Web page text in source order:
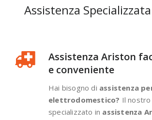
Assistenza
Assistenza Ariston
e conveniente
Hai bisogno di assistenza
elettrodomestico? Il
specializzato in assistenza